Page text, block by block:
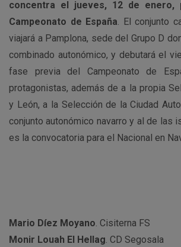
concentra el jueves, 12 de enero,
Campeonato de España. El conjunto
viajará a Pamplona, sede del Grupo D
combinado autonómico, y debutará el
fase previa del Campeonato de
protagonistas, además de a la propia
y León, a la Selección de la Ciudad
conjunto autonómico navarro y al de las
es la convocatoria para el Nacional en
Mario Díez Moyano. Cisiterna FS
Monir Louah El Hellag. CD Segosala